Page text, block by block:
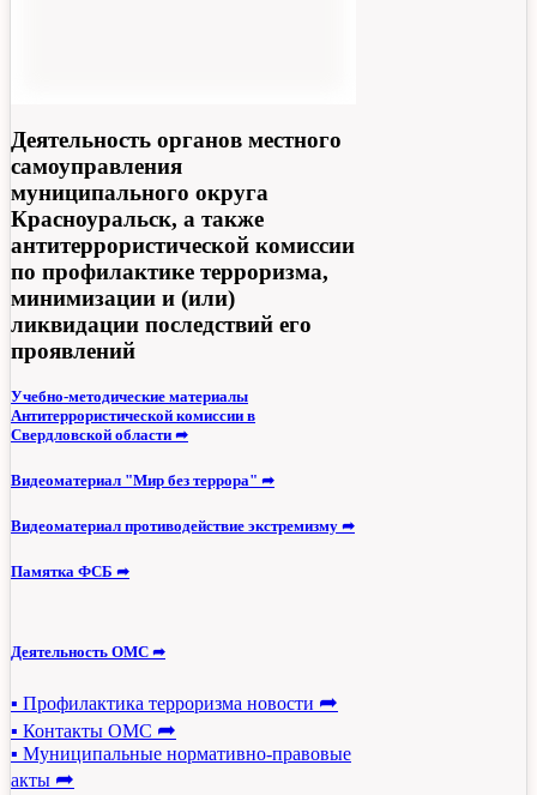
Деятельность органов местного
самоуправления
муниципального округа
Красноуральск, а также
антитеррористической комиссии
по профилактике терроризма,
минимизации и (или)
ликвидации последствий его
проявлений
Учебно-методические материалы
Антитеррористической комиссии в
Свердловской области ➦
Видеоматериал "Мир без террора" ➦
Видеоматериал противодействие экстремизму ➦
Памятка ФСБ ➦
Деятельность ОМС ➦
▪ Профилактика терроризма новости ➦
▪ Контакты ОМС ➦
▪ Муниципальные нормативно-правовые
акты ➦